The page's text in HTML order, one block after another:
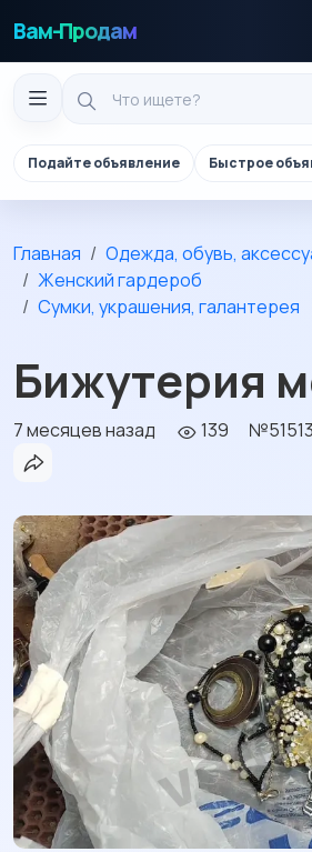
Вам-Продам
Подайте объявление Быстрое
Главная
Одежда, обувь,
Женский гардероб
Сумки, украшения, галантерея
Бижутерия
7 месяцев назад 139